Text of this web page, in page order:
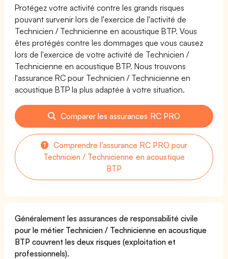
Protégez votre activité contre les grands risques
pouvant survenir lors de l'exercice de l'activité de
Technicien / Technicienne en acoustique BTP. Vous
êtes protégés contre les dommages que vous causez
lors de l'exercice de votre activité de Technicien /
Technicienne en acoustique BTP. Nous trouvons
l'assurance RC pour Technicien / Technicienne en
acoustique BTP la plus adaptée à votre situation.
Comparer les assurances RC PRO
Comprendre l'assurance RC PRO pour
Technicien / Technicienne en acoustique
BTP
Généralement les assurances de responsabilité civile
pour le métier Technicien / Technicienne en acoustique
BTP couvrent les deux risques (exploitation et
professionnels).